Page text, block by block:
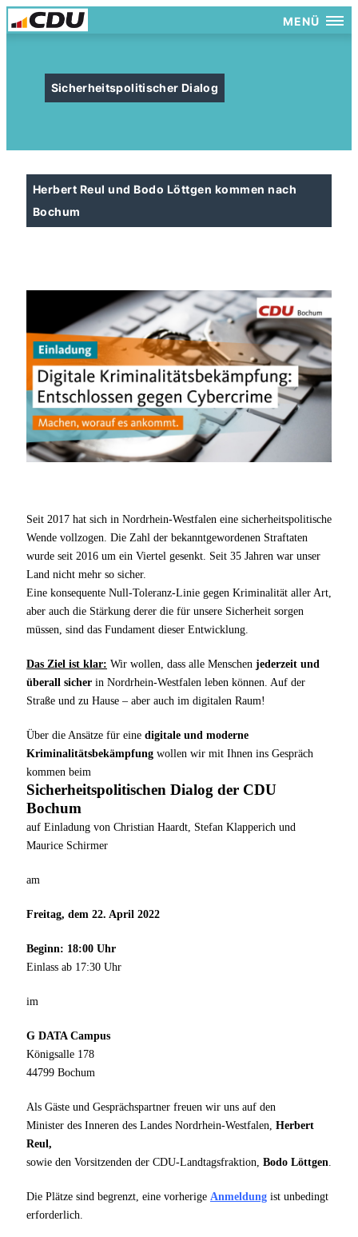
MENÜ
Sicherheitspolitischer Dialog
Herbert Reul und Bodo Löttgen kommen nach
Bochum
Seit 2017 hat sich in Nordrhein-Westfalen eine sicherheitspolitische
Wende vollzogen. Die Zahl der bekanntgewordenen Straftaten
wurde seit 2016 um ein Viertel gesenkt. Seit 35 Jahren war unser
Land nicht mehr so sicher.
Eine konsequente Null-Toleranz-Linie gegen Kriminalität aller Art,
aber auch die Stärkung derer die für unsere Sicherheit sorgen
müssen, sind das Fundament dieser Entwicklung.
Das Ziel ist klar: Wir wollen, dass alle Menschen jederzeit und
überall sicher in Nordrhein-Westfalen leben können. Auf der
Straße und zu Hause – aber auch im digitalen Raum!
Über die Ansätze für eine digitale und moderne
Kriminalitätsbekämpfung wollen wir mit Ihnen ins Gespräch
kommen beim
Sicherheitspolitischen Dialog der CDU
Bochum
auf Einladung von Christian Haardt, Stefan Klapperich und
Maurice Schirmer
am
Freitag, dem 22. April 2022
Beginn: 18:00 Uhr
Einlass ab 17:30 Uhr
im
G DATA Campus
Königsalle 178
44799 Bochum
Als Gäste und Gesprächspartner freuen wir uns auf den
Minister des Inneren des Landes Nordrhein-Westfalen, Herbert
Reul,
sowie den Vorsitzenden der CDU-Landtagsfraktion, Bodo Löttgen
Die Plätze sind begrenzt, eine vorherige Anmeldung ist unbedingt
erforderlich.